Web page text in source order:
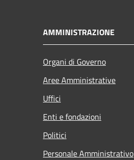
AMMINISTRAZIONE
Organi di Governo
Aree Amministrative
Uffici
Enti e fondazioni
Politici
Personale Amministrativo